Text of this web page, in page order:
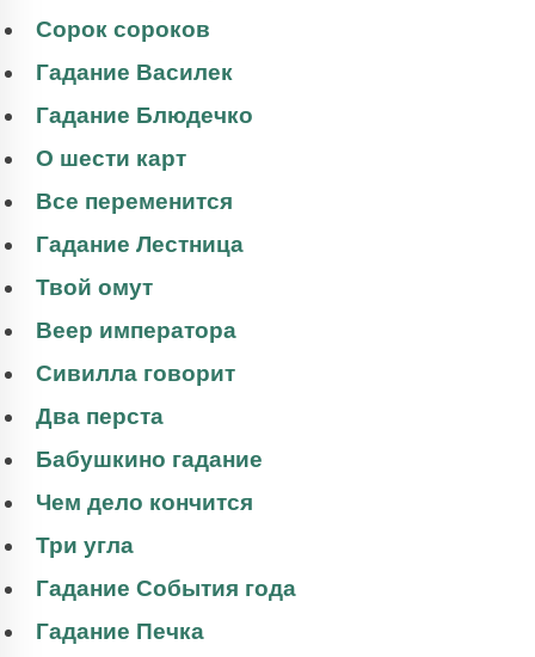
Сорок сороков
Гадание Василек
Гадание Блюдечко
О шести карт
Все переменится
Гадание Лестница
Твой омут
Веер императора
Сивилла говорит
Два перста
Бабушкино гадание
Чем дело кончится
Три угла
Гадание События года
Гадание Печка